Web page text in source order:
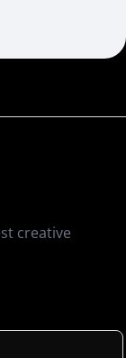
creative